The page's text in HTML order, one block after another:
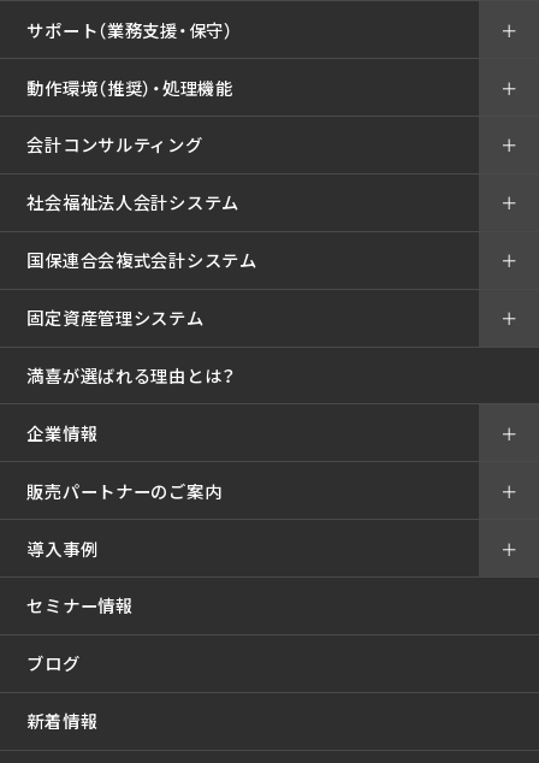
サポート（業務支援・保守） ＋
動作環境（推奨）・処理機能 ＋
会計コンサルティング ＋
社会福祉法人会計システム ＋
国保連合会複式会計システム ＋
固定資産管理システム ＋
満喜が選ばれる理由とは？
企業情報 ＋
販売パートナーのご案内 ＋
導入事例
セミナー情報
＋
ブログ
新着情報